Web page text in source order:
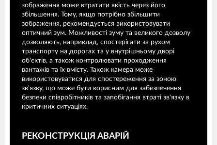
зображення може втратити якість через його
збільшення. Тому, якщо потрібно збільшити
зображення, рекомендується використовувати
оптичний зум. Можливості зуму та великого дозволу
дозволяють, наприклад, спостерігати за рухом
транспорту на дорогах та у внутрішньому дворі
об'єктів, а також контролювати проходження
вантажів та їх вмісту. Також камера може
використовуватися для спостереження за зоною
зв'язку, що може бути корисним для забезпечення
безпеки співробітників та запобігання втраті зв'язку в
критичних ситуаціях.
РЕКОНСТРУКЦІЯ АВАРІЙ